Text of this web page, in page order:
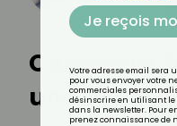
Comment
une
Je reçois
Votre adresse email sera
pour vous envoyer votre
commerciales
désinscrire en utilisant
dans la newsletter. Pour
prenez connaissance de